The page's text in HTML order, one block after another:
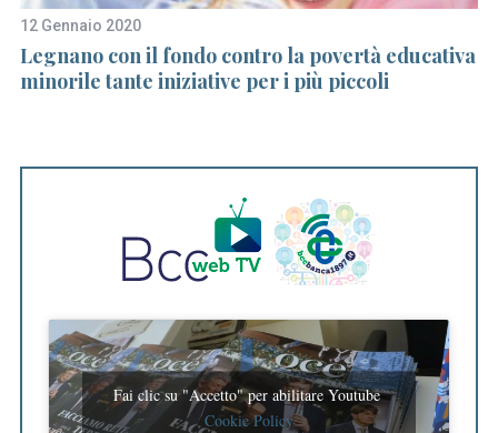
12 Gennaio 2020
Legnano con il fondo contro la povertà educativa
minorile tante iniziative per i più piccoli
Fai clic su "Accetto" per abilitare Youtube
Cookie Policy